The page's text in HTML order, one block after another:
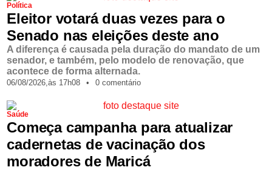
Política
Eleitor votará duas vezes para o
Senado nas eleições deste ano
A diferença é causada pela duração do mandato de um
senador, e também, pelo modelo de renovação, que
acontece de forma alternada.
06/08/2026,às 17h08 • 0 comentário
Saúde
Começa campanha para atualizar
cadernetas de vacinação dos
moradores de Maricá